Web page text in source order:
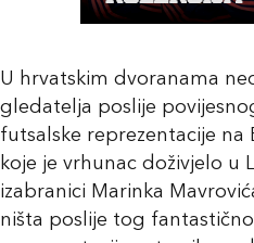
U hrvatskim dvoranama
gledatelja poslije
futsalske reprezentacije na
koje je vrhunac doživjelo u
izabranici Marinka
ništa poslije tog